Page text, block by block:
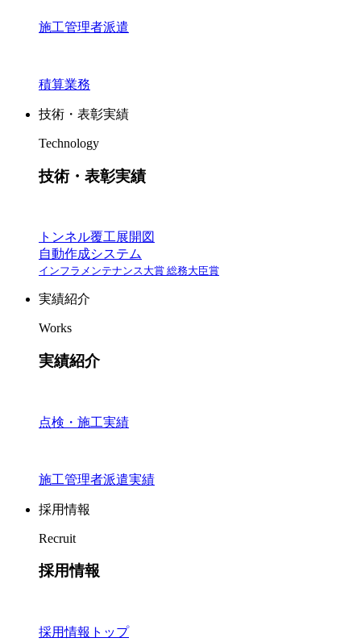
施工管理者派遣
積算業務
技術・表彰実績
Technology
技術・表彰実績
トンネル覆工展開図
自動作成システム
インフラメンテナンス大賞 総務大臣賞
実績紹介
Works
実績紹介
点検・施工実績
施工管理者派遣実績
採用情報
Recruit
採用情報
採用情報トップ